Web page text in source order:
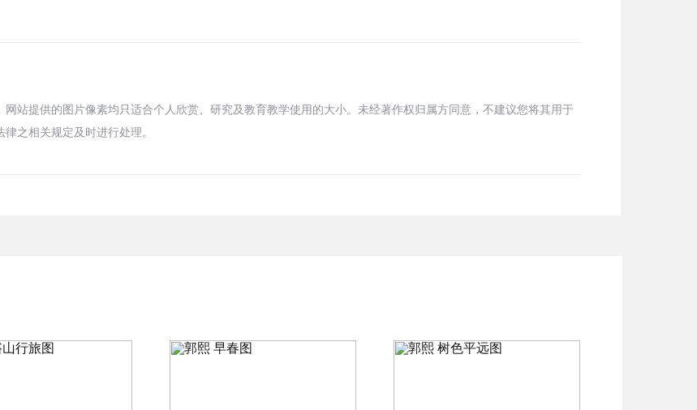
站提供的图片像素均只适合个人欣赏、研究及教育教学使用的大小。未经著作权归属方同意，不建议您将其用于
之相关规定及时进行处理。